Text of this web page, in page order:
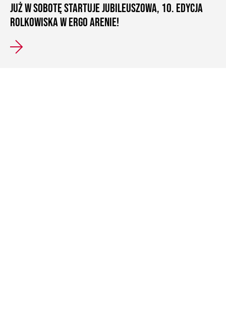
JUŻ W SOBOTĘ STARTUJE JUBILEUSZOWA, 10. EDYCJA
ROLKOWISKA W ERGO ARENIE!